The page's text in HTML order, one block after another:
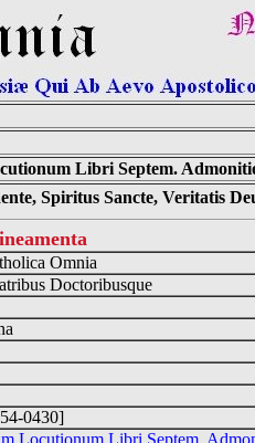
Libri Septem.
Spiritus Sancte, Veritatis
Omnia
Doctoribusque
0430]
Locutionum Libri Septem.